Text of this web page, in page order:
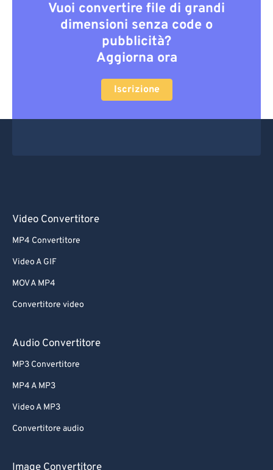
Vuoi convertire file di grandi
dimensioni senza code o
pubblicità?
Aggiorna ora
Iscrizione
Video Convertitore
MP4 Convertitore
Video A GIF
MOV A MP4
Convertitore video
Audio Convertitore
MP3 Convertitore
MP4 A MP3
Video A MP3
Convertitore audio